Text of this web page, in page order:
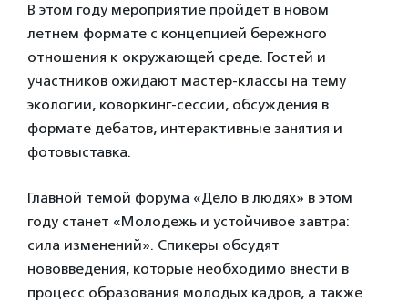
В этом году мероприятие пройдет в новом
летнем формате с концепцией бережного
отношения к окружающей среде. Гостей и
участников ожидают мастер-классы на тему
экологии, коворкинг-сессии, обсуждения в
формате дебатов, интерактивные занятия и
фотовыставка.
Главной темой форума «Дело в людях» в этом
году станет «Молодежь и устойчивое завтра:
сила изменений». Спикеры обсудят
нововведения, которые необходимо внести в
процесс образования молодых кадров, а также